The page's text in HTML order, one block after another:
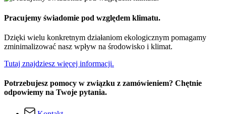
Pracujemy świadomie pod względem klimatu.
Dzięki wielu konkretnym działaniom ekologicznym pomagamy
zminimalizować nasz wpływ na środowisko i klimat.
Tutaj znajdziesz więcej informacji.
Potrzebujesz pomocy w związku z zamówieniem? Chętnie
odpowiemy na Twoje pytania.